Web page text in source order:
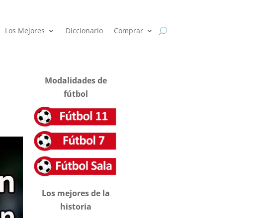
Los Mejores Diccionario Comprar
Modalidades de
fútbol
Los mejores de la
historia